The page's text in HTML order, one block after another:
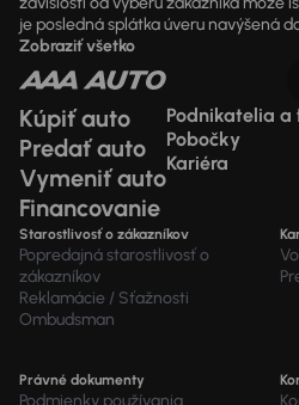
je posledná splátka úveru navýšená
Zobraziť všetko
Kúpiť auto
Predať auto
Vymeniť auto
Financovanie
Podnikatelia a
Pobočky
Kariéra
Starostlivosť o zákazníkov
Popredajná starostlivosť o
zákazníkov
Reklamácie / Sťažnosti
Ombudsman
Právné dokumenty
Podmienky používania